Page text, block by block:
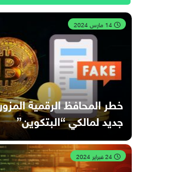
خطر المحافظ الرقمية
جديد لمالكي “البتكوين”